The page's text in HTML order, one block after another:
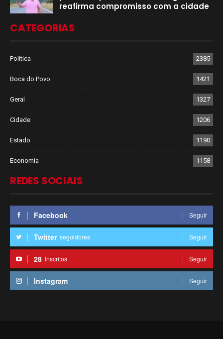
reafirma compromisso com a cidade
CATEGORIAS
Política 2385
Boca do Povo 1421
Geral 1327
Cidade 1206
Estado 1190
Economia 1158
REDES SOCIAIS
Facebook Seguir
Twitter seguidores Seguir
28 Inscritos Seguir
Instagram Seguir